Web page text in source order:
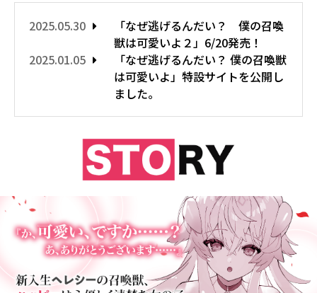
2025.05.30
「なぜ逃げるんだい？ 僕の召喚
獣は可愛いよ２」6/20発売！
2025.01.05
「なぜ逃げるんだい？ 僕の召喚獣
は可愛いよ」特設サイトを公開し
ました。